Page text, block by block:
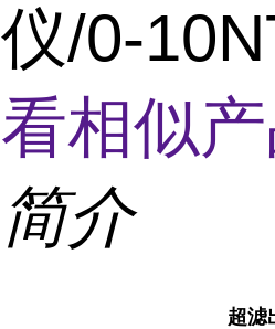
仪/0-
看相似
简介
超滤